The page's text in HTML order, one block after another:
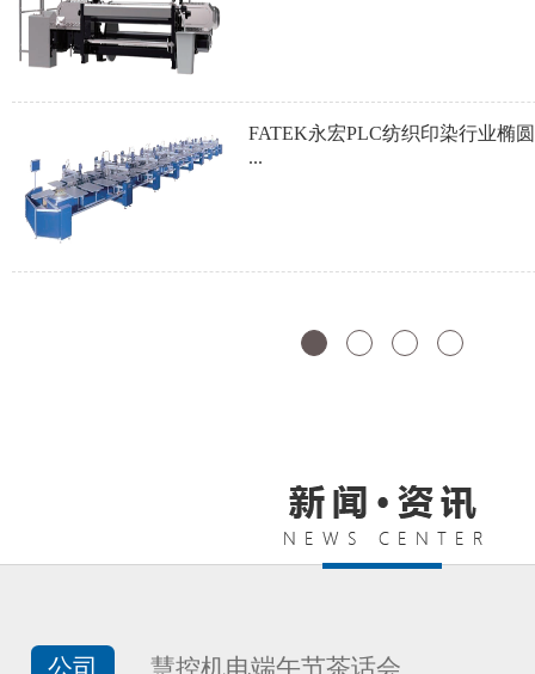
FATEK永宏PLC纺织印染行业椭
...
...
公司 慧控机电端午节茶话会